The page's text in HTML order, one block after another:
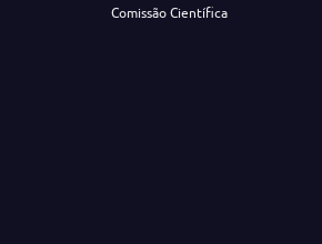
Comissão Científica